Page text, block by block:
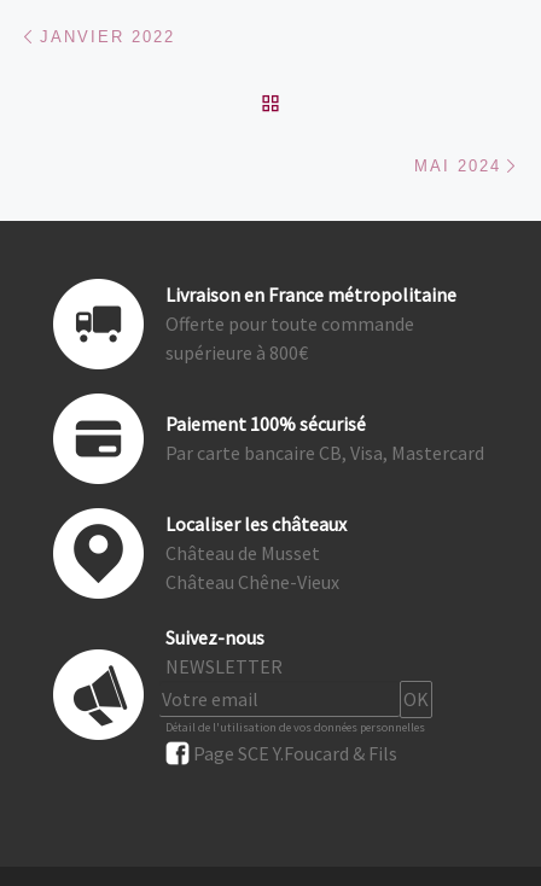
Parcourir les articles
JANVIER 2022
MAI 2024
Livraison en France métropolitaine
Offerte pour toute commande
supérieure à 800€
Paiement 100% sécurisé
Par carte bancaire CB, Visa, Mastercard
Localiser les châteaux
Château de Musset
Château Chêne-Vieux
Suivez-nous
NEWSLETTER
Détail de l'utilisation de vos données personnelles
Page SCE Y.Foucard & Fils